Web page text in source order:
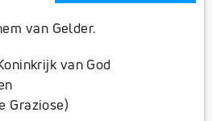
van Gelder.
van God
Graziose)